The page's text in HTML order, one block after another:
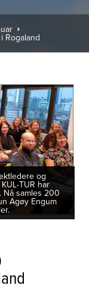
Rogaland
og
TUR har
samles 200
Agøy Engum